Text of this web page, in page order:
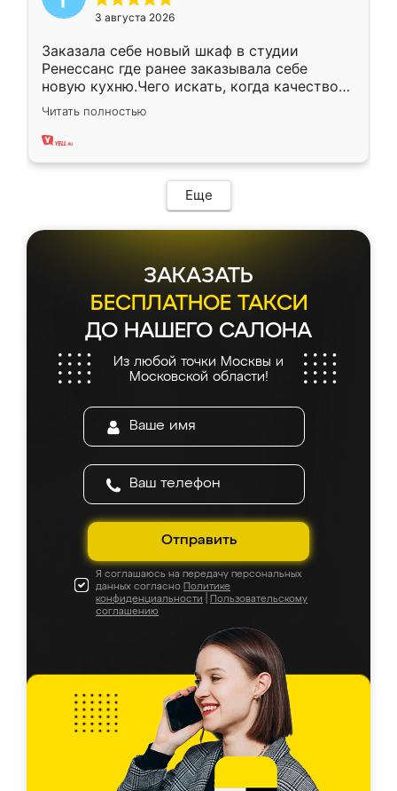
3 августа 2026
Заказала себе новый шкаф в студии
Ренессанс где ранее заказывала себе
новую кухню.Чего искать, когда качеством
вполне довольна. Служит кухня уже почти
два года, нареканий нет.
Читать полностью
Еще
ЗАКАЗАТЬ
БЕСПЛАТНОЕ ТАКСИ
ДО НАШЕГО САЛОНА
Из любой точки Москвы и
Московской области!
Отправить
Я соглашаюсь на передачу персональных
данных согласно Политике
конфиденциальности
Пользовательскому
соглашению